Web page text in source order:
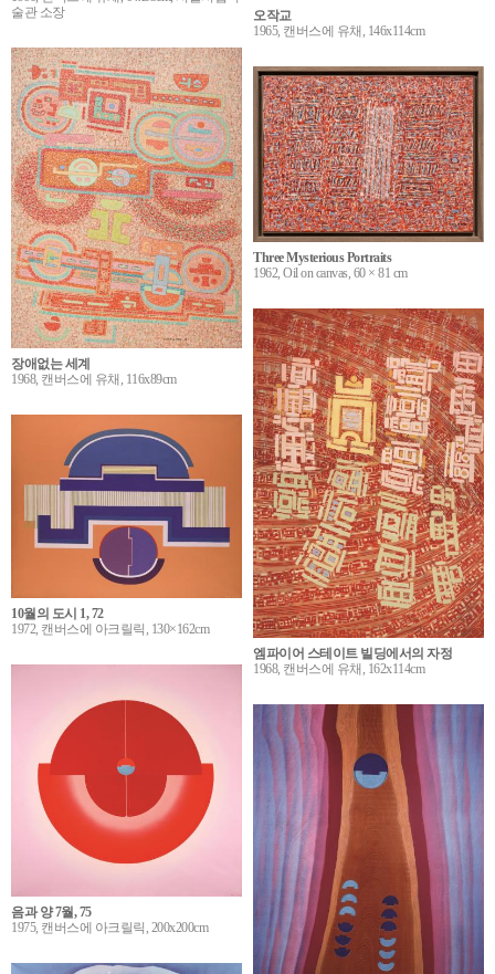
술관 소장
오작교
1965, 캔버스에 유채, 146x114cm
장애없는 세계
1968, 캔버스에 유채, 116x89cm
Three Mysterious Portraits
1962, Oil on canvas, 60 × 81 cm
엠파이어 스테이트 빌딩에서의 자정
1968, 캔버스에 유채, 162x114cm
10월의 도시 1, 72
1972, 캔버스에 아크릴릭, 130×162cm
음과 양 7월, 75
1975, 캔버스에 아크릴릭, 200x200cm